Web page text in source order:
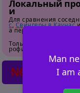
Man
I am
Локальный
и
Для сравнения
с, Свингеры в Каунас
а перейдите на
Только для взрослых.
рофили.
NO POSTS